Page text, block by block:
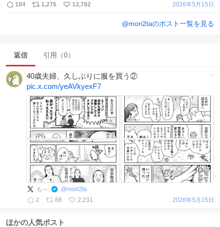
104 1,276 12,782 2026年5月15日
@mori2taのポスト一覧を見る
返信 引用（0）
40歳夫婦、久しぶりに服を買う②
pic.x.com/yeAVkyexF7
も～ @mori2ta
2
88 2,231 2026年5月15日
ほかの人気ポスト